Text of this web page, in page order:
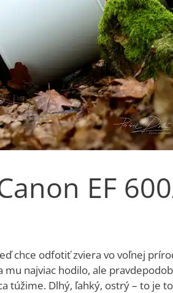
EF
chce odfotiť zviera vo voľnej
mu najviac hodilo, ale
túžime. Dlhý, ľahký, ostrý – to je